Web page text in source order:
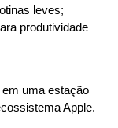
leves;
produtividade
uma estação
Apple.